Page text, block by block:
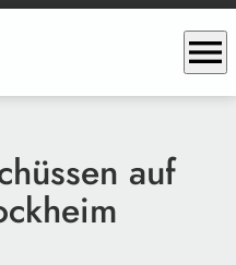
menu
auf